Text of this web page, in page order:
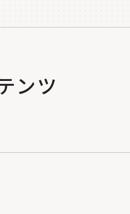
ンツ